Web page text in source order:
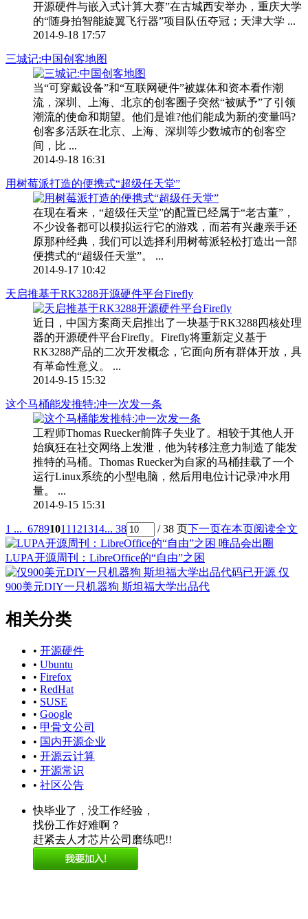
开源硬件与嵌入式计算大赛”在古城西安举办，重庆大学
的“随身拍智能旋翼飞行器”项目队伍夺冠；天津大学 ...
2014-9-18 17:57
三城记:中国创客地图
当“可穿戴设备”和“互联网硬件”被媒体和资本看作潮
流，深圳、上海、北京的创客圈子突然“被赋予”了引领
潮流的使命和期望。他们是谁?他们能成为新的变量吗?
创客多活跃在北京、上海、深圳等少数城市的创客空
间，比 ...
2014-9-18 16:31
用树莓派打造的便携式“超级任天堂”
在现在看来，“超级任天堂”的配置已经属于“老古董”，
不少设备都可以模拟运行它的游戏，而若有兴趣亲手还
原那种经典，我们可以选择利用树莓派轻松打造出一部
便携式的“超级任天堂”。 ...
2014-9-17 10:42
天启推基于RK3288开源硬件平台Firefly
近日，中国方案商天启推出了一块基于RK3288四核处理
器的开源硬件平台Firefly。Firefly将重新定义基于
RK3288产品的二次开发概念，它面向所有群体开放，具
有革命性意义。 ...
2014-9-15 15:32
这个马桶能发推特:冲一次发一条
工程师Thomas Ruecker前阵子失业了。相较于其他人开
始疯狂在社交网络上发泄，他为转移注意力制造了能发
推特的马桶。Thomas Ruecker为自家的马桶挂载了一个
运行Linux系统的小型电脑，然后用电位计记录冲水用
量。 ...
2014-9-15 15:31
1 ... 67891011 121314... 38 / 38 页下一页在本页阅读全文
LUPA开源周刊：LibreOffice的“自由”之困
仅
900美元DIY一只机器狗 斯坦福大学出品代
相关分类
• 开源硬件
• Ubuntu
• Firefox
• RedHat
• SUSE
• Google
• 甲骨文公司
• 国内开源企业
• 开源云计算
• 开源常识
• 社区公告
快毕业了，没工作经验，
找份工作好难啊？
赶紧去人才芯片公司磨练吧!!